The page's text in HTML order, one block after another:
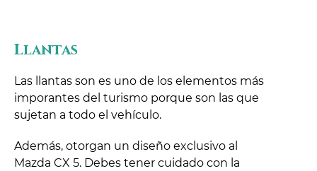
Llantas
Las llantas son es uno de los elementos más
imporantes del turismo porque son las que
sujetan a todo el vehículo.
Además, otorgan un diseño exclusivo al
Mazda CX 5. Debes tener cuidado con la